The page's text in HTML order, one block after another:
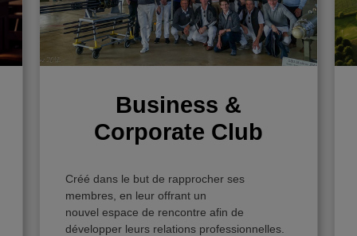
Business &
Corporate Club
Créé dans le but de rapprocher ses
membres, en leur offrant un
nouvel espace de rencontre afin de
développer leurs relations professionnelles.